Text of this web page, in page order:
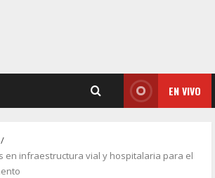
EN VIVO
en infraestructura vial y hospitalaria para el